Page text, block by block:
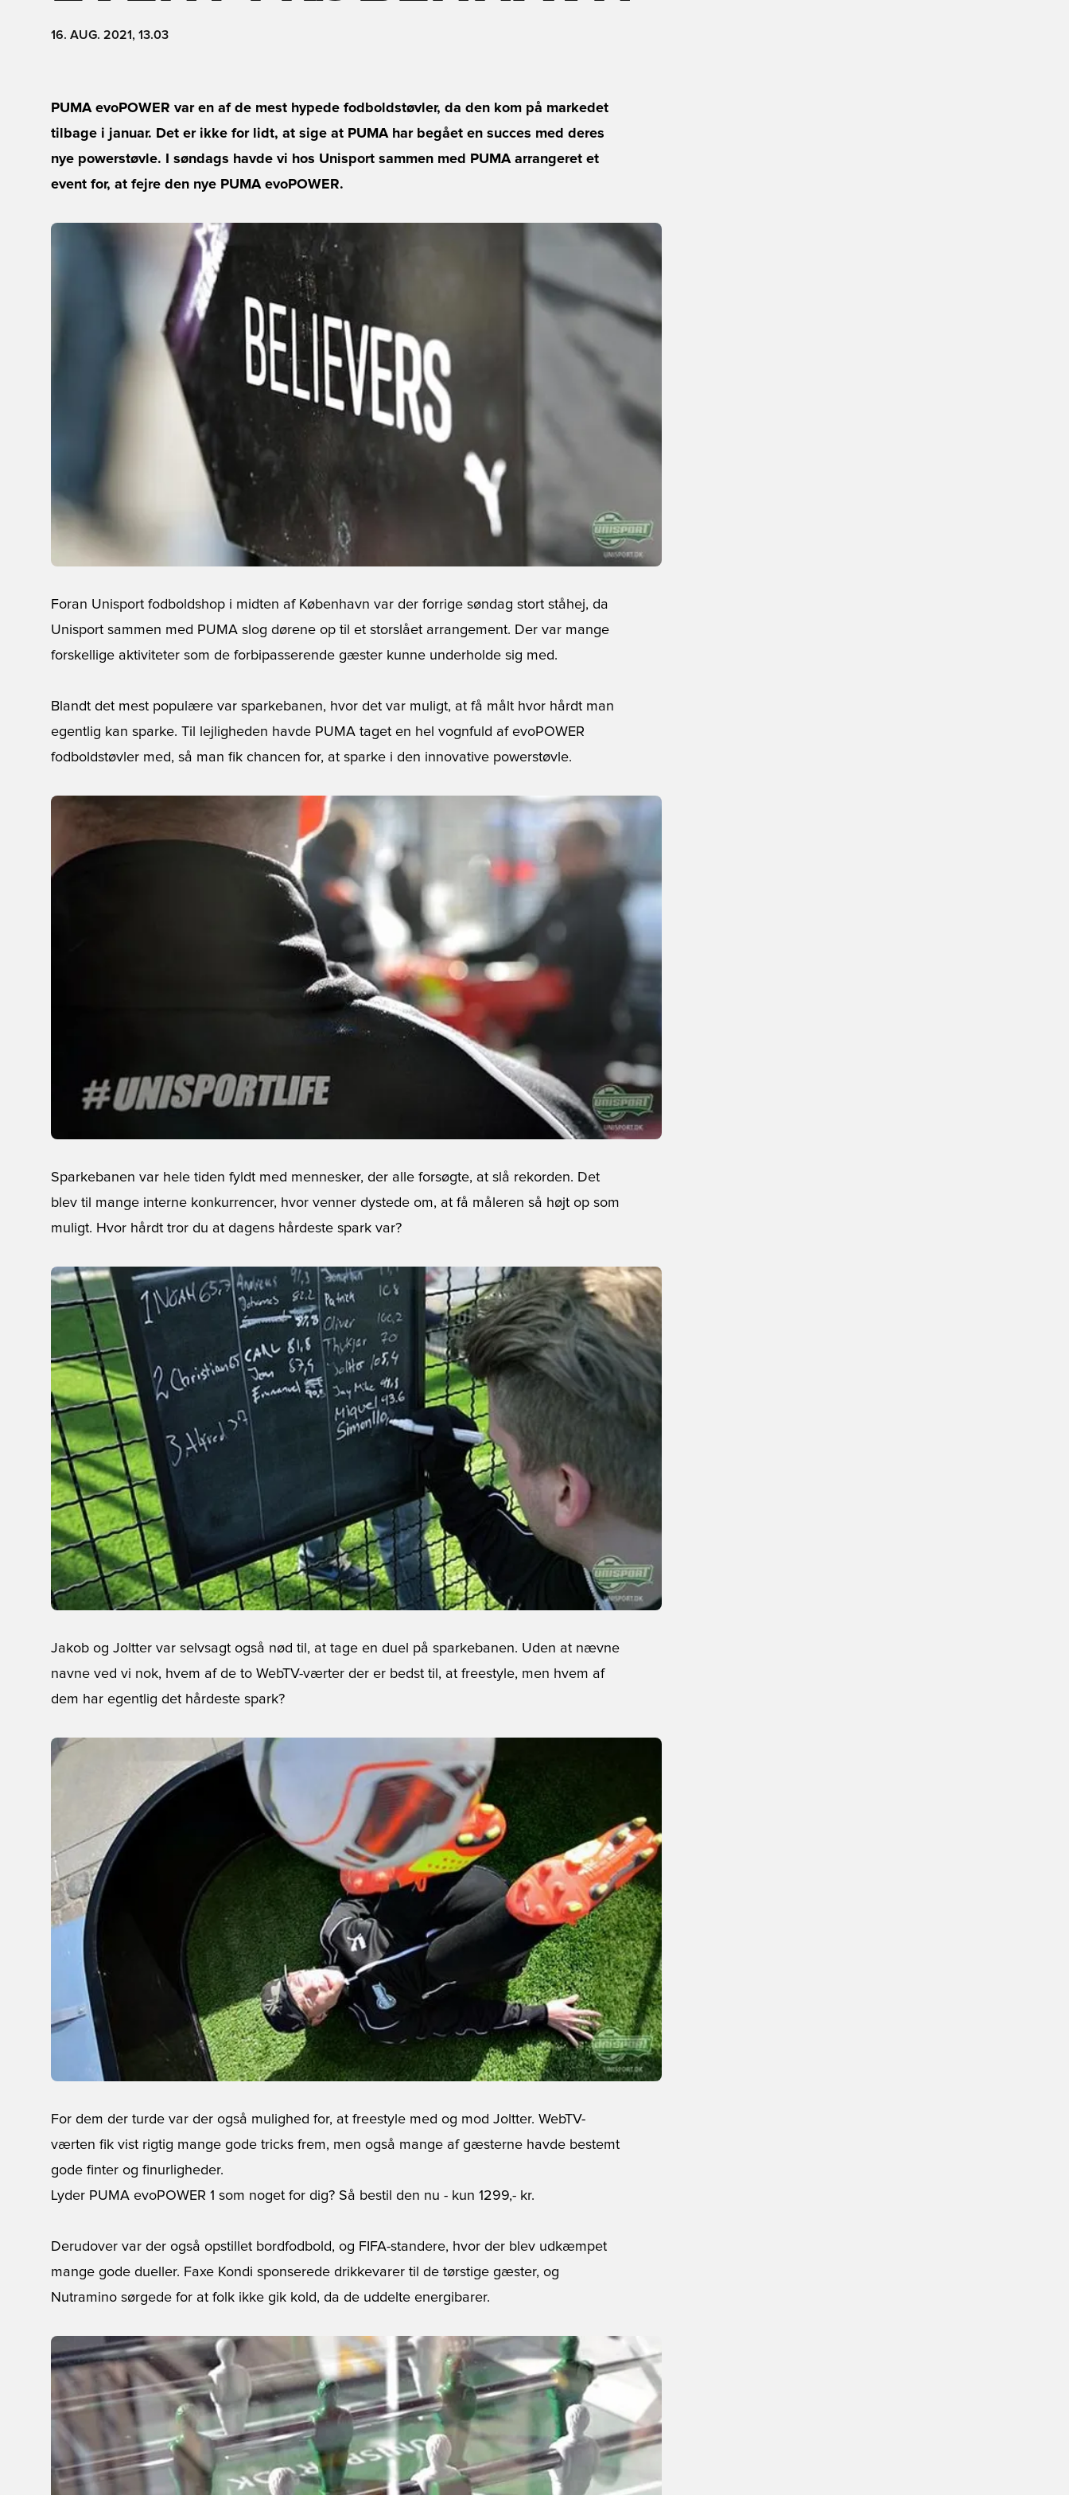
16. AUG. 2021, 13.03
PUMA evoPOWER var en af de mest hypede fodboldstøvler, da den kom på markedet
tilbage i januar. Det er ikke for lidt, at sige at PUMA har begået en succes med deres
nye powerstøvle. I søndags havde vi hos Unisport sammen med PUMA arrangeret et
event for, at fejre den nye PUMA evoPOWER.
Foran Unisport fodboldshop i midten af København var der forrige søndag stort ståhej, da
Unisport sammen med PUMA slog dørene op til et storslået arrangement. Der var mange
forskellige aktiviteter som de forbipasserende gæster kunne underholde sig med.
Blandt det mest populære var sparkebanen, hvor det var muligt, at få målt hvor hårdt man
egentlig kan sparke. Til lejligheden havde PUMA taget en hel vognfuld af evoPOWER
fodboldstøvler med, så man fik chancen for, at sparke i den innovative powerstøvle.
Sparkebanen var hele tiden fyldt med mennesker, der alle forsøgte, at slå rekorden. Det
blev til mange interne konkurrencer, hvor venner dystede om, at få måleren så højt op som
muligt. Hvor hårdt tror du at dagens hårdeste spark var?
Jakob og Joltter var selvsagt også nød til, at tage en duel på sparkebanen. Uden at nævne
navne ved vi nok, hvem af de to WebTV-værter der er bedst til, at freestyle, men hvem af
dem har egentlig det hårdeste spark?
For dem der turde var der også mulighed for, at freestyle med og mod Joltter. WebTV-
værten fik vist rigtig mange gode tricks frem, men også mange af gæsterne havde bestemt
gode finter og finurligheder.
Lyder PUMA evoPOWER 1 som noget for dig? Så bestil den nu - kun 1299,- kr.
Derudover var der også opstillet bordfodbold, og FIFA-standere, hvor der blev udkæmpet
mange gode dueller. Faxe Kondi sponserede drikkevarer til de tørstige gæster, og
Nutramino sørgede for at folk ikke gik kold, da de uddelte energibarer.